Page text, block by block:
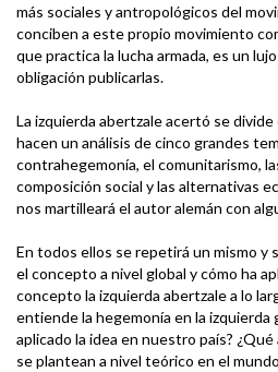
más sociales y antropológicos del
conciben a este propio movimiento
que practica la lucha armada, es un
obligación publicarlas.
La izquierda abertzale acertó se
hacen un análisis de cinco grandes
contrahegemonía, el comunitarismo,
composición social y las alternativas
nos martilleará el autor alemán con
En todos ellos se repetirá un mismo y
el concepto a nivel global y cómo ha
concepto la izquierda abertzale a lo
entiende la hegemonía en la izquierda
aplicado la idea en nuestro país?
se plantean a nivel teórico en el